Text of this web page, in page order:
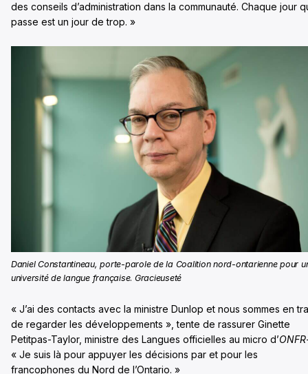
des conseils d’administration dans la communauté. Chaque jour
passe est un jour de trop. »
Daniel Constantineau, porte-parole de la Coalition nord-ontarienne pour
université de langue française. Gracieuseté
« J’ai des contacts avec la ministre Dunlop et nous sommes en
de regarder les développements », tente de rassurer Ginette
Petitpas-Taylor, ministre des Langues officielles au micro d’ONFR
« Je suis là pour appuyer les décisions par et pour les
francophones du Nord de l’Ontario. »